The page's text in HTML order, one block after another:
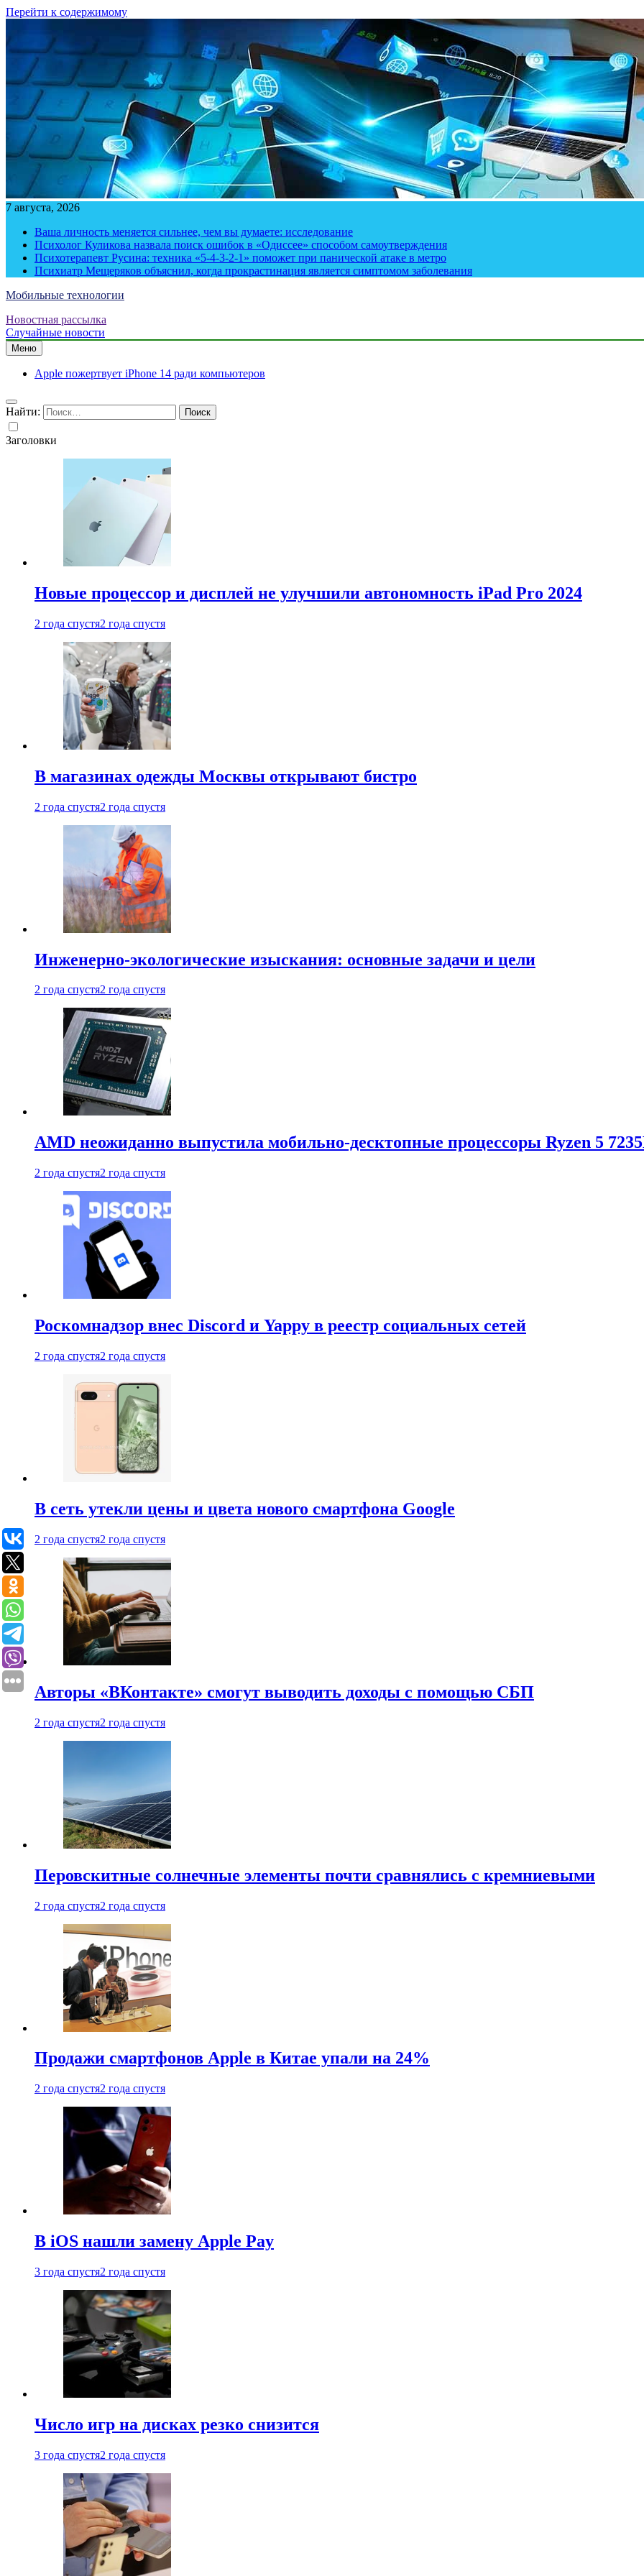
Перейти к содержимому
7 августа, 2026
Ваша личность меняется сильнее, чем вы думаете: исследование
Психолог Куликова назвала поиск ошибок в «Одиссее» способом самоутверждения
Психотерапевт Русина: техника «5-4-3-2-1» поможет при панической атаке в метро
Психиатр Мещеряков объяснил, когда прокрастинация является симптомом заболевания
Мобильные технологии
Новостная рассылка
Случайные новости
Меню
Apple пожертвует iPhone 14 ради компьютеров
Найти:
Заголовки
Новые процессор и дисплей не улучшили автономность iPad Pro 2024
2 года спустя2 года спустя
В магазинах одежды Москвы открывают бистро
2 года спустя2 года спустя
Инженерно-экологические изыскания: основные задачи и цели
2 года спустя2 года спустя
AMD неожиданно выпустила мобильно-десктопные процессоры Ryzen 5
2 года спустя2 года спустя
Роскомнадзор внес Discord и Yappy в реестр социальных сетей
2 года спустя2 года спустя
В сеть утекли цены и цвета нового смартфона Google
2 года спустя2 года спустя
Авторы «ВКонтакте» смогут выводить доходы с помощью СБП
2 года спустя2 года спустя
Перовскитные солнечные элементы почти сравнялись с кремниевыми
2 года спустя2 года спустя
Продажи смартфонов Apple в Китае упали на 24%
2 года спустя2 года спустя
В iOS нашли замену Apple Pay
3 года спустя2 года спустя
Число игр на дисках резко снизится
3 года спустя2 года спустя